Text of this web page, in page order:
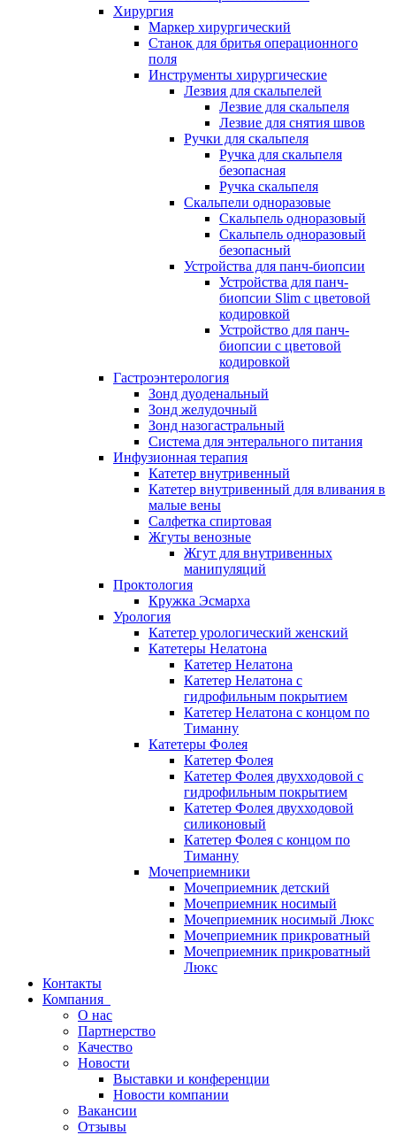
Хирургия
Маркер хирургический
Станок для бритья операционного
поля
Инструменты хирургические
Лезвия для скальпелей
Лезвие для скальпеля
Лезвие для снятия швов
Ручки для скальпеля
Ручка для скальпеля
безопасная
Ручка скальпеля
Скальпели одноразовые
Скальпель одноразовый
Скальпель одноразовый
безопасный
Устройства для панч-биопсии
Устройства для панч-
биопсии Slim с цветовой
кодировкой
Устройство для панч-
биопсии с цветовой
кодировкой
Гастроэнтерология
Зонд дуоденальный
Зонд желудочный
Зонд назогастральный
Система для энтерального питания
Инфузионная терапия
Катетер внутривенный
Катетер внутривенный для вливания в
малые вены
Салфетка спиртовая
Жгуты венозные
Жгут для внутривенных
манипуляций
Проктология
Кружка Эсмарха
Урология
Катетер урологический женский
Катетеры Нелатона
Катетер Нелатона
Катетер Нелатона с
гидрофильным покрытием
Катетер Нелатона с концом по
Тиманну
Катетеры Фолея
Катетер Фолея
Катетер Фолея двухходовой с
гидрофильным покрытием
Катетер Фолея двухходовой
силиконовый
Катетер Фолея с концом по
Тиманну
Мочеприемники
Мочеприемник детский
Мочеприемник носимый
Мочеприемник носимый Люкс
Мочеприемник прикроватный
Мочеприемник прикроватный
Люкс
Контакты
Компания
О нас
Партнерство
Качество
Новости
Выставки и конференции
Новости компании
Вакансии
Отзывы